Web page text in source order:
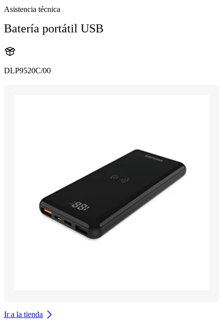
Asistencia técnica
Batería portátil USB
DLP9520C/00
Ir a la tienda